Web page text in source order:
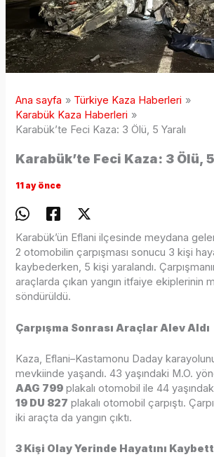
Ana sayfa
Türkiye Kaza Haberleri
Karabük Kaza Haberleri
Karabük’te Feci Kaza: 3 Ölü, 5 Yaralı
Karabük’te Feci Kaza: 3 Ölü,
11 ay önce
Karabük’ün Eflani ilçesinde meydana
2 otomobilin çarpışması sonucu 3 kişi
kaybederken, 5 kişi yaralandı.
araçlarda çıkan yangın itfaiye ekiplerinin
söndürüldü.
Çarpışma Sonrası Araçlar Alev Aldı
Kaza, Eflani–Kastamonu Daday
mevkiinde yaşandı. 43 yaşındaki M.O.
AAG 799 plakalı otomobil ile 44
19 DU 827 plakalı otomobil çarpıştı.
iki araçta da yangın çıktı.
3 Kişi Olay Yerinde Hayatını